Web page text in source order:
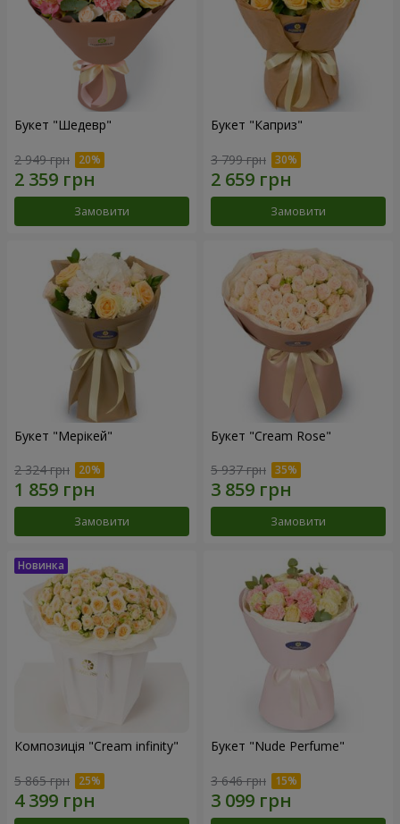
Букет "Шедевр"
2 949 грн
Замовити
Букет "Каприз"
3 799 грн
Замовити
Букет "Мерікей"
2 324 грн
Замовити
Букет "Cream Rose"
5 937 грн
Замовити
Композиція "Cream infinity"
5 865 грн
Букет "Nude Perfume"
3 646 грн